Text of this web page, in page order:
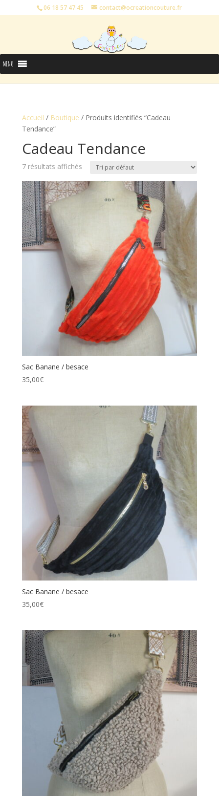
06 18 57 47 45 contact@ocreationcouture.fr
MENU
Accueil / Boutique / Produits identifiés “Cadeau
Tendance”
Cadeau Tendance
7 résultats affichés
Sac Banane / besace
35,00€
Sac Banane / besace
35,00€